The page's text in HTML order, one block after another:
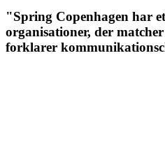
"Spring Copenhagen har
organisationer, der
forklarer